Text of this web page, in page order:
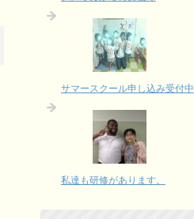
サマースクール申し込み受付中
私達も研修があります。